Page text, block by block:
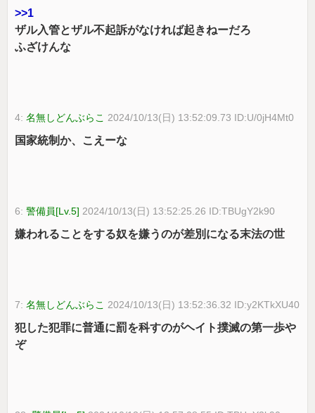
>>1
ザル入管とザル不起訴がなければ起きねーだろ
ふざけんな
4:名無しどんぶらこ 2024/10/13(日) 13:52:09.73 ID:U/0jH4Mt0
国家統制か、こえーな
6:警備員[Lv.5] 2024/10/13(日) 13:52:25.26 ID:TBUgY2k90
嫌われることをする奴を嫌うのが差別になる末法の世
7:名無しどんぶらこ 2024/10/13(日) 13:52:36.32 ID:y2KTkXU40
犯した犯罪に普通に罰を科すのがヘイト撲滅の第一歩や
ぞ